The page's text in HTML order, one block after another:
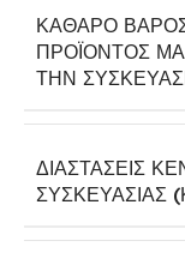
ΚΑΘΑΡΌ
ΠΡΟΪΌΝΤΟΣ
ΤΗΝ
ΔΙΑΣΤΆΣΕΙΣ
ΣΥΣΚΕΥΑΣΊΑΣ